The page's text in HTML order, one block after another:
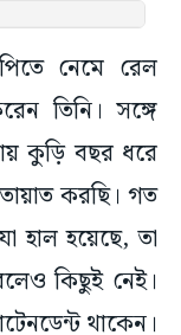
নেমে রেল
তিনি। সঙ্গে
কুড়ি বছর ধরে
করছি। গত
হাল হয়েছে, তা
কিছুই নেই।
থাকেন।